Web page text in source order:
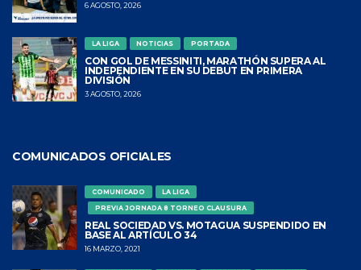
6 AGOSTO, 2026
LA LIGA NOTICIAS PORTADA
CON GOL DE MESSINITI, MARATHÓN SUPERA AL
INDEPENDIENTE EN SU DEBUT EN PRIMERA
DIVISIÓN
3 AGOSTO, 2026
COMUNICADOS OFICIALES
COMUNICADO
LA LIGA
PREVIA JORNADA 8 TORNEO CLAUSURA
REAL SOCIEDAD VS. MOTAGUA SUSPENDIDO EN
BASE AL ARTÍCULO 34
16 MARZO, 2021